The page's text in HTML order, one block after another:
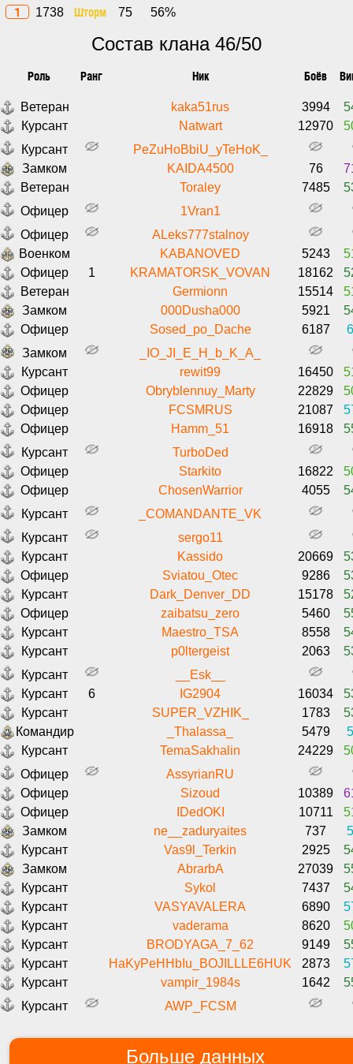
1 1738 Шторм 75 56%
Состав клана 46/50
Роль Ранг Ник Боёв
Ветеран kaka51rus 3994
Курсант
Natwart 12970
Курсант
PeZuHoBbiU_yTeHoK_
Замком
KAIDA4500 76
Ветеран
Toraley 7485
Офицер
1Vran1
Офицер
ALeks777stalnoy
Военком
KABANOVED 5243
Офицер
1 KRAMATORSK_VOVAN 18162
Ветеран
Germionn 15514
Замком
000Dusha000 5921
Офицер
Sosed_po_Dache 6187
Замком
_IO_JI_E_H_b_K_A_
Курсант
rewit99 16450
Офицер
Obryblennuy_Marty 22829
Офицер
FCSMRUS 21087
Офицер
Hamm_51 16918
Курсант
TurboDed
Офицер
Starkito 16822
Офицер
ChosenWarrior 4055
Курсант
_COMANDANTE_VK
Курсант
sergo11
Курсант
Kassido 20669
Офицер
Sviatou_Otec 9286
Курсант
Dark_Denver_DD 15178
Офицер
zaibatsu_zero 5460
Курсант
Maestro_TSA 8558
Курсант
p0ltergeist 2063
Курсант
__Esk__
Курсант
6 IG2904 16034
Курсант
SUPER_VZHIK_ 1783
Командир
_Thalassa_ 5479
Курсант
TemaSakhalin 24229
Офицер
AssyrianRU
Офицер
Sizoud 10389
Офицер
IDedOKI 10711
Замком
ne__zaduryaites 737
Курсант
Vas9l_Terkin 2925
Замком
AbrarbA 27039
Курсант
Sykol 7437
Курсант
VASYAVALERA 6890
Курсант
vaderama 8620
Курсант
BRODYAGA_7_62 9149
Курсант
HaKyPeHHbIu_BOJILLLE6HUK 2873
Курсант
vampir_1984s 1642
Курсант
AWP_FCSM
Больше данных